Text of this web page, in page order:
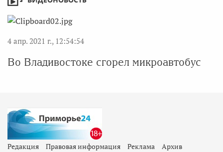
4 апр. 2021 г., 12:54:54
Во Владивостоке сгорел микроавтобус
Редакция Правовая информация Реклама Архив